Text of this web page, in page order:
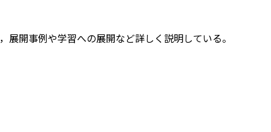
開事例や学習への展開など詳しく説明している。